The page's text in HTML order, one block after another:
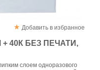
Добавить в избранное
40К БЕЗ ПЕЧАТИ,
слоем одноразового